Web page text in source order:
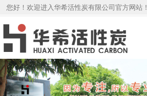
您好！欢迎进入华希活性炭有限公司官方网站！